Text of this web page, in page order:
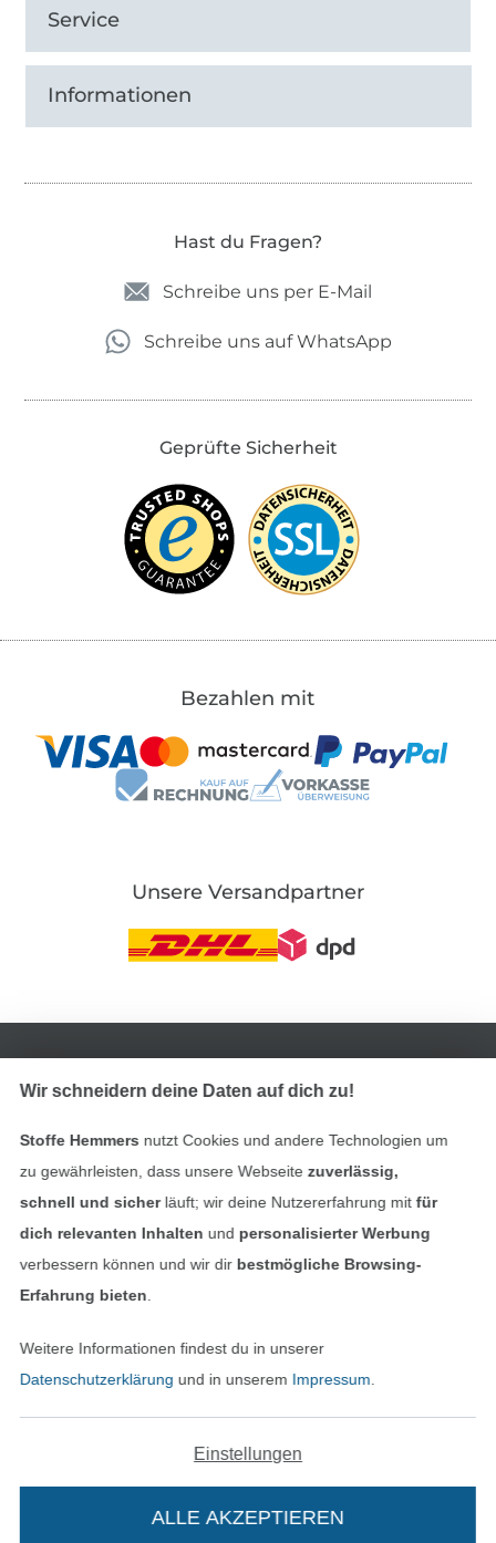
Service
Informationen
Hast du Fragen?
Schreibe uns per E-Mail
Schreibe uns auf WhatsApp
Geprüfte Sicherheit
Bezahlen mit
Unsere Versandpartner
Impressum
AGB
Datenschutz
Widerrufsrecht
Finde mehr Inspiration
Wir schneidern deine Daten auf dich zu!
Stoffe Hemmers nutzt Cookies und andere Technologien um
zu gewährleisten, dass unsere Webseite zuverlässig,
schnell und sicherläuft; wir deine Nutzererfahrung mitfür
dich relevanten Inhalten und personalisierter Werbung
verbessern können und wir dir bestmögliche Browsing-
Erfahrung bieten
Weitere Informationen findest du in unserer
Datenschutzerklärung und in unserem Impressum
Einstellungen
ALLE AKZEPTIEREN